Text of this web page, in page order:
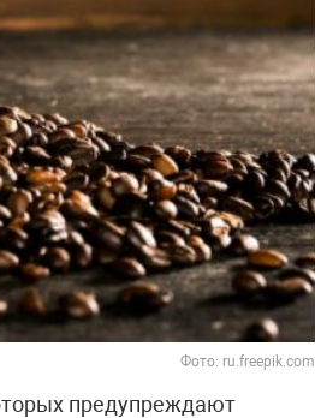
Фото: ru.freepik.com
предупреждают